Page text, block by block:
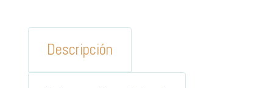
Descripción